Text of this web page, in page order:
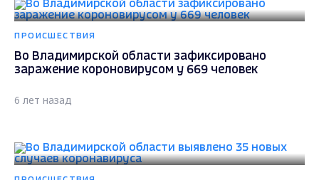
ПРОИСШЕСТВИЯ
Во Владимирской области зафиксировано
заражение короновирусом у 669 человек
6 лет назад